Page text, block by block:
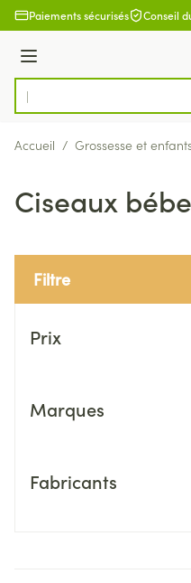
Aller au contenu
Paiements sécurisés Conseil
Menu
Rechercher
Accueil / Grossesse et
Ciseaux
Filtre
Prix
Marques
Fabricants